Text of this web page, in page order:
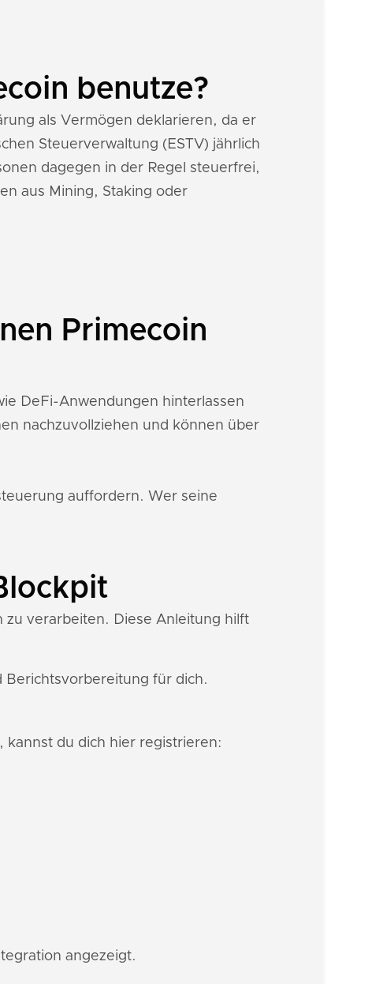
benutze?
als Vermögen deklarieren, da er
Steuerverwaltung (ESTV) jährlich
dagegen in der Regel steuerfrei,
aus Mining, Staking oder
Primecoin
DeFi-Anwendungen hinterlassen
nachzuvollziehen und können über
auffordern. Wer seine
zu verarbeiten. Diese Anleitung hilft
für dich.
kannst du dich hier registrieren:
angezeigt.